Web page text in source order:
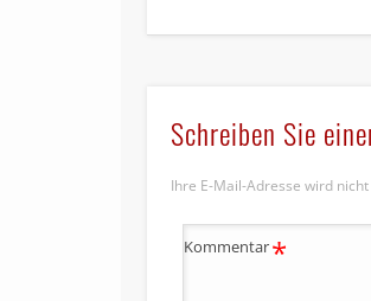
Schreiben Sie
Ihre E-Mail-Adresse wird
Kommentar*